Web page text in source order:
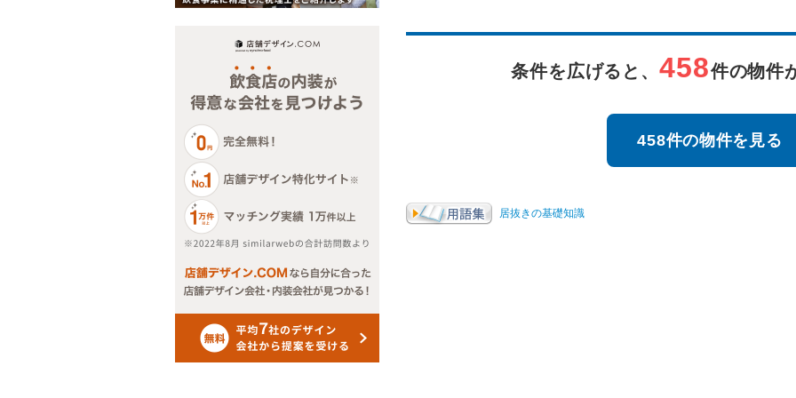
条件を広げると、 458件の物件
458件の物件を見る
居抜きの基礎知識